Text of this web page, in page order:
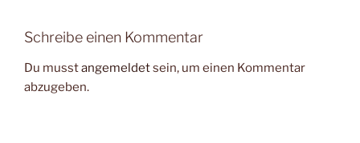
Schreibe einen Kommentar
Du musstangemeldetsein, um einen Kommentar
abzugeben.